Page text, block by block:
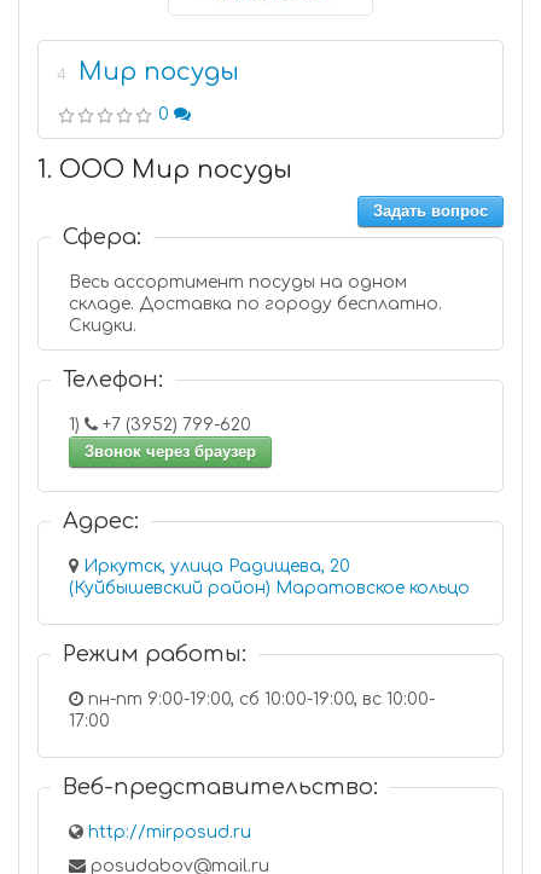
4 Мир посуды
0
1. ООО Мир посуды
Задать вопрос
Сфера:
Весь ассортимент посуды на одном
складе. Доставка по городу бесплатно.
Скидки.
Телефон:
1)
+7 (3952) 799-620
Звонок через браузер
Адрес:
Иркутск, улица Радищева, 20
(Куйбышевский район) Маратовское кольцо
Режим работы:
пн-пт 9:00-19:00, сб 10:00-19:00, вс 10:00-
17:00
Веб-представительство:
http://mirposud.ru
posudabov@mail.ru